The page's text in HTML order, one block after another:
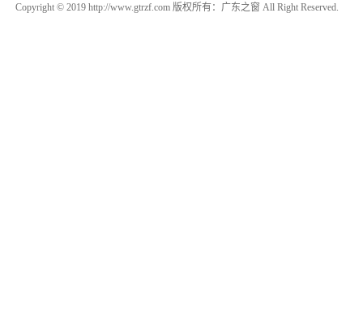
Copyright © 2019 http://www.gtrzf.com 版权所有：广东之窗 All Right Reserved.